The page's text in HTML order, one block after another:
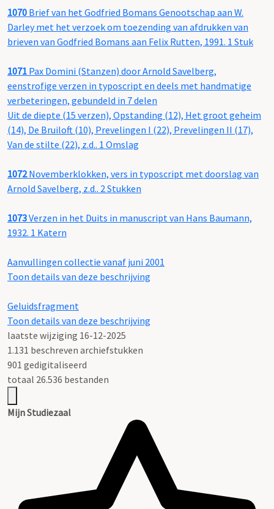
1070 Brief van het Godfried Bomans Genootschap aan W.
Darley met het verzoek om toezending van afdrukken van
brieven van Godfried Bomans aan Felix Rutten, 1991. 1 Stuk
1071 Pax Domini (Stanzen) door Arnold Savelberg,
eenstrofige verzen in typoscript en deels met handmatige
verbeteringen, gebundeld in 7 delen
Uit de diepte (15 verzen), Opstanding (12), Het groot geheim
(14), De Bruiloft (10), Prevelingen I (22), Prevelingen II (17),
Van de stilte (22), z.d.. 1 Omslag
1072Novemberklokken, vers in typoscript met doorslag van
Arnold Savelberg, z.d.. 2 Stukken
1073Verzen in het Duits in manuscript van Hans Baumann,
1932. 1 Katern
Aanvullingen collectie vanaf juni 2001
Toon details van deze beschrijving
Geluidsfragment
Toon details van deze beschrijving
laatste wijziging 16-12-2025
1.131 beschreven archiefstukken
901 gedigitaliseerd
totaal 26.536 bestanden
Mijn Studiezaal